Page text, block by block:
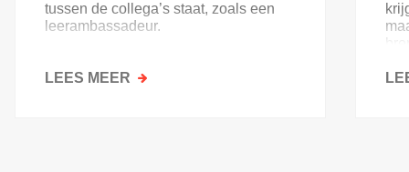
tussen de collega’s staat, zoals een
leerambassadeur.
LEES MEER OVER